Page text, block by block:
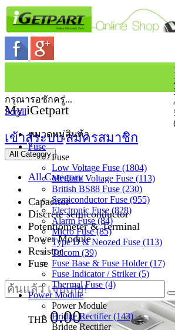
My iGetpart
เข้าสู่ระบบสมัครสมาชิก
All Category
All Category
Capacitor
Discrete semiconductor
Potentiometer & Terminal
Power Module
Resistor
Fuse
THB 0.00
กรุณารอซักครู่...
Scroll
หมวดหมู่สินค้า
Fuse
Fuse
Low Voltage Fuse (1804)
Medium Voltage Fuse (113)
British BS88 Fuse (230)
Semiconductor Fuse (955)
Electronic Fuse (828)
Alarm Fuse (84)
Micro Fuse (85)
Type D & Neozed Fuse (113)
Telcom (39)
Fuse Base & Fuse Holder (17)
Fuse Indicator / Striker (5)
Thermal Fuse (4)
Power Module
Power Module
Bridge Rectifier (143)
Bridge Rectifier